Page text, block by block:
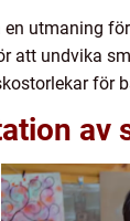
utmaning
att undvika
för
av